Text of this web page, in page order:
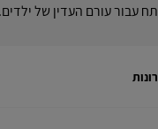
עבור עורם העדין של ילדים.